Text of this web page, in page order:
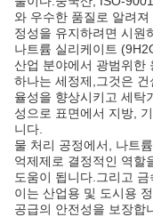
와 우수한 품질로 알려
정성을 유지하려면 시원
나트륨 실리케이트
산업 분야에서 광범위한
하나는 세정제,그것은
율성을 향상시키고 세탁
성으로 표면에서 지방,
니다.
물 처리 공정에서, 나트
억제제로 결정적인 역할
도움이 됩니다.그리고
이는 산업용 및 도시용
공급의 안전성을 보장합